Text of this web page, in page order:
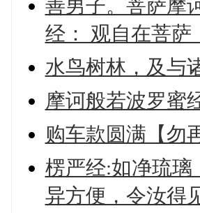
善男子。菩萨摩
经： 观自在菩萨
水鸟树林，及与
摩诃般若波罗蜜
购车款圆满【勿
楞严经:如净琉璃
异方便，令汝得